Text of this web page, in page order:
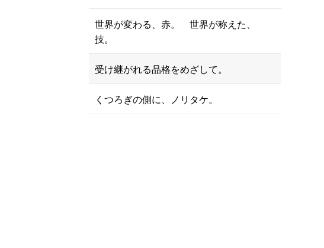
世界が変わる、赤。 世界が称えた、
技。
受け継がれる品格をめざして。
くつろぎの側に、ノリタケ。